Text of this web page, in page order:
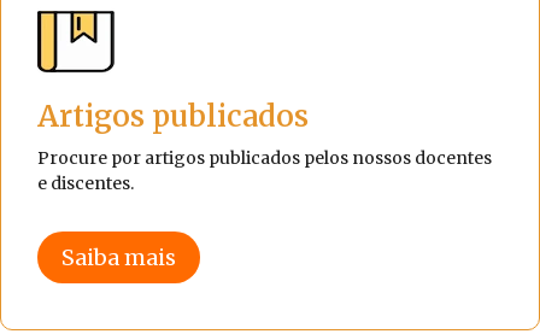
Artigos publicados
Procure por artigos publicados pelos nossos docentes
e discentes.
Saiba mais